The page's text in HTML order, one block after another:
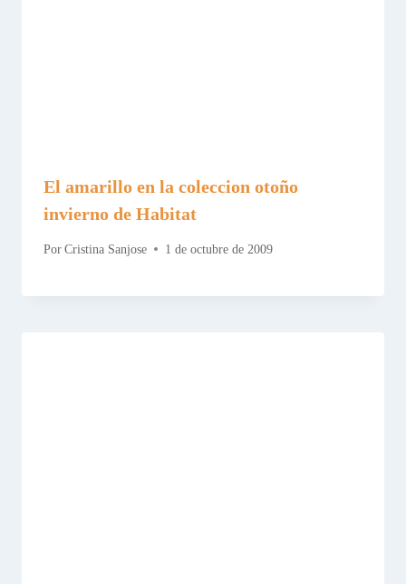
El amarillo en la coleccion otoño
invierno de Habitat
Por Cristina Sanjose 1 de octubre de 2009